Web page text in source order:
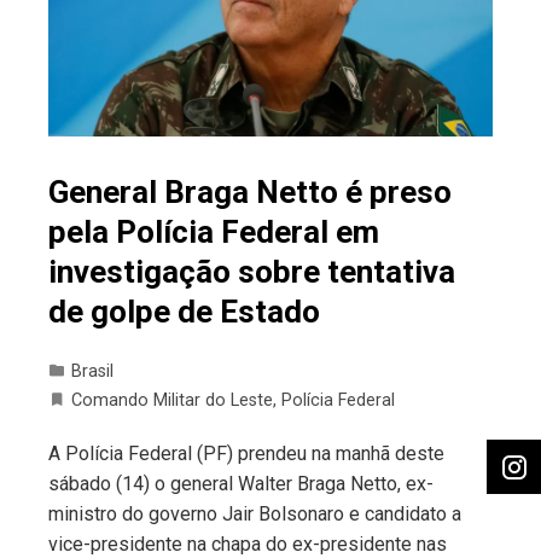
General Braga Netto é preso
pela Polícia Federal em
investigação sobre tentativa
de golpe de Estado
Brasil
Comando Militar do Leste, Polícia Federal
A Polícia Federal (PF) prendeu na manhã deste
sábado (14) o general Walter Braga Netto, ex-
ministro do governo Jair Bolsonaro e candidato a
vice-presidente na chapa do ex-presidente nas